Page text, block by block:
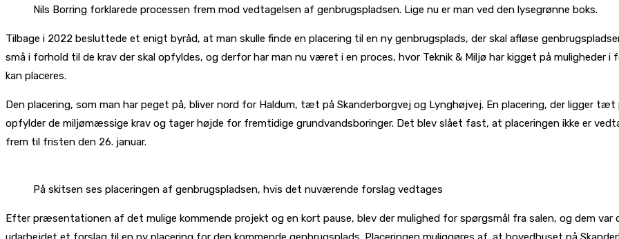
Nils Borring forklarede processen frem mod vedtagelsen af genbrugspladsen. Lige nu er man ved den lysegrønne boks.
Tilbage i 2022 besluttede et enigt byråd, at man skulle finde en placering til en ny genbrugsplads, der skal afløse
små i forhold til de krav der skal opfyldes, og derfor har man nu været i en proces, hvor Teknik & Miljø har kigget på muligheder
kan placeres.
Den placering, som man har peget på, bliver nord for Haldum, tæt på Skanderborgvej og Lynghøjvej. En placering, der ligger
opfylder de miljømæssige krav og tager højde for fremtidige grundvandsboringer. Det blev slået fast, at placeringen ikke er
frem til fristen den 26. januar.
På skitsen ses placeringen af genbrugspladsen, hvis det nuværende forslag vedtages
Efter præsentationen af det mulige kommende projekt og en kort pause, blev der mulighed for spørgsmål fra salen, og dem var